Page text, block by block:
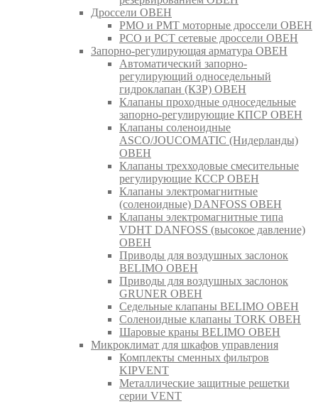
Дроссели ОВЕН
РМО и РМТ моторные дроссели ОВЕН
РСО и РСТ сетевые дроссели ОВЕН
Запорно-регулирующая арматура ОВЕН
Автоматический запорно-
регулирующий односедельный
гидроклапан (КЗР) ОВЕН
Клапаны проходные односедельные
запорно-регулирующие КПСР ОВЕН
Клапаны соленоидные
ASCO/JOUCOMATIC (Нидерланды)
ОВЕН
Клапаны трехходовые смесительные
регулирующие КССР ОВЕН
Клапаны электромагнитные
(соленоидные) DANFOSS ОВЕН
Клапаны электромагнитные типа
VDHT DANFOSS (высокое давление)
ОВЕН
Приводы для воздушных заслонок
BELIMO ОВЕН
Приводы для воздушных заслонок
GRUNER ОВЕН
Седельные клапаны BELIMO ОВЕН
Соленоидные клапаны TORK ОВЕН
Шаровые краны BELIMO ОВЕН
Микроклимат для шкафов управления
Комплекты сменных фильтров
KIPVENT
Металлические защитные решетки
серии VENT